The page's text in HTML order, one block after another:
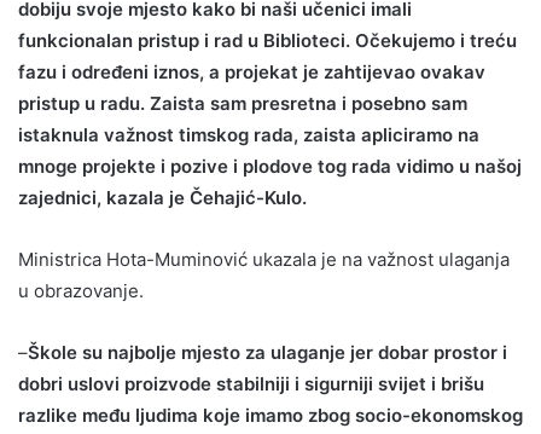
dobiju svoje mjesto kako bi naši učenici imali
funkcionalan pristup i rad u Biblioteci. Očekujemo i treću
fazu i određeni iznos, a projekat je zahtijevao ovakav
pristup u radu. Zaista sam presretna i posebno sam
istaknula važnost timskog rada, zaista apliciramo na
mnoge projekte i pozive i plodove tog rada vidimo u našoj
zajednici, kazala je Čehajić-Kulo.
Ministrica Hota-Muminović ukazala je na važnost ulaganja
u obrazovanje.
–Škole su najbolje mjesto za ulaganje jer dobar prostor i
dobri uslovi proizvode stabilniji i sigurniji svijet i brišu
razlike među ljudima koje imamo zbog socio-ekonomskog